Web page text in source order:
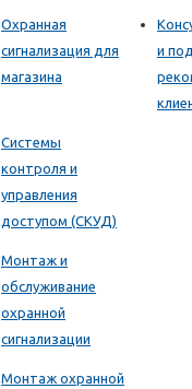
Охранная
сигнализация для
магазина
и
Системы
контроля и
управления
доступом (СКУД)
Монтаж и
обслуживание
охранной
сигнализации
Монтаж охранной